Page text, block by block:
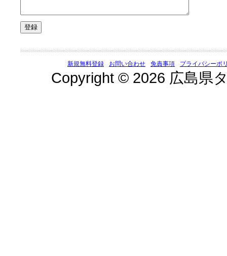
新規無料登録 お問い合わせ 免責事項 プライバシーポ
Copyright © 2026 広島県